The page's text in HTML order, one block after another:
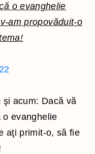
o evanghelie
am propovăduit-o
acum: Dacă vă
o evanghelie
aţi primit-o, să fie